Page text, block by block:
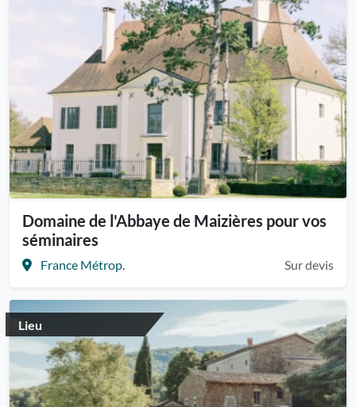
Domaine de l'Abbaye de Maizières pour vos
séminaires
France Métrop. Sur devis
Lieu